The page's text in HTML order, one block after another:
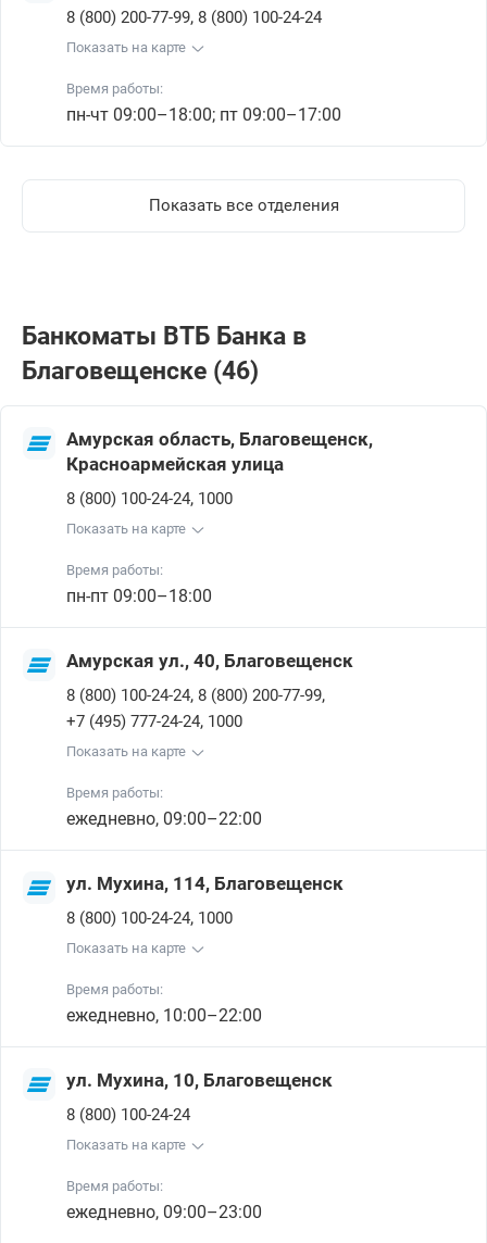
8 (800) 200-77-99, 8 (800) 100-24-24
Показать на карте
Время работы:
пн-чт 09:00–18:00; пт 09:00–17:00
Показать все отделения
Банкоматы ВТБ Банкa в
Благовещенске (46)
Амурская область, Благовещенск,
Красноармейская улица
8 (800) 100-24-24, 1000
Показать на карте
Время работы:
пн-пт 09:00–18:00
Амурская ул., 40, Благовещенск
8 (800) 100-24-24, 8 (800) 200-77-99,
+7 (495) 777-24-24, 1000
Показать на карте
Время работы:
ежедневно, 09:00–22:00
ул. Мухина, 114, Благовещенск
8 (800) 100-24-24, 1000
Показать на карте
Время работы:
ежедневно, 10:00–22:00
ул. Мухина, 10, Благовещенск
8 (800) 100-24-24
Показать на карте
Время работы:
ежедневно, 09:00–23:00